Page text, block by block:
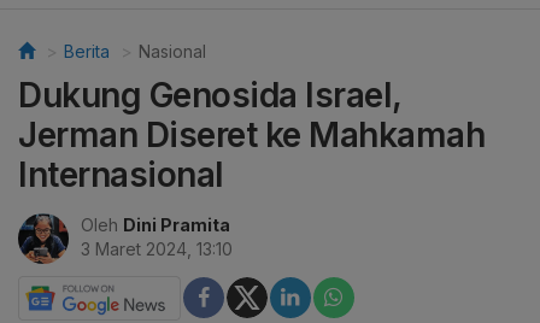
Berita Nasional
Dukung Genosida Israel,
Jerman Diseret ke Mahkamah
Internasional
Oleh Dini Pramita
3 Maret 2024, 13:10